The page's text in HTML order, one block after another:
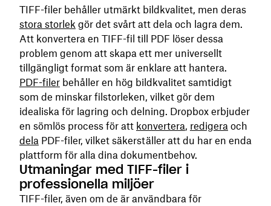
TIFF-filer behåller utmärkt bildkvalitet, men deras
stora storlek gör det svårt att dela och lagra dem.
Att konvertera en TIFF-fil till PDF löser dessa
problem genom att skapa ett mer universellt
tillgängligt format som är enklare att hantera.
PDF-filer behåller en hög bildkvalitet samtidigt
som de minskar filstorleken, vilket gör dem
idealiska för lagring och delning. Dropbox erbjuder
en sömlös process för att konvertera, redigera och
dela PDF-filer, vilket säkerställer att du har en enda
plattform för alla dina dokumentbehov.
Utmaningar med TIFF-filer i
professionella miljöer
TIFF-filer, även om de är användbara för